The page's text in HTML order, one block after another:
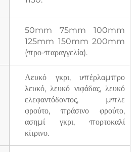
50mm 75mm 100mm
125mm 150mm 200mm
(προ-παραγγελία).
Λευκό γκρι, υπέρλαμπρο
λευκό, λευκό νιφάδας, λευκό
ελεφαντόδοντος, μπλε
φρούτο, πράσινο φρούτο,
ασημί γκρι, πορτοκαλί
κίτρινο.